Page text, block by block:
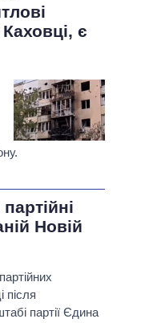
є
Новій
після
партії Єдина